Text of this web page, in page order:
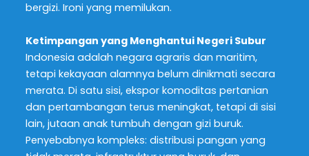
bergizi. Ironi yang memilukan.
Ketimpangan yang Menghantui Negeri Subur
Indonesia adalah negara agraris dan maritim,
tetapi kekayaan alamnya belum dinikmati secara
merata. Di satu sisi, ekspor komoditas pertanian
dan pertambangan terus meningkat, tetapi di sisi
lain, jutaan anak tumbuh dengan gizi buruk.
Penyebabnya kompleks: distribusi pangan yang